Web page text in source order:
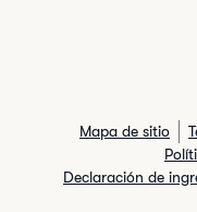
Mapa de sitio
Declaración de